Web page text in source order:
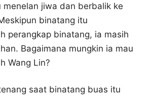
menelan jiwa dan berbalik ke
binatang itu
perangkap binatang, ia masih
Bagaimana mungkin ia mau
Wang Lin?
saat binatang buas itu